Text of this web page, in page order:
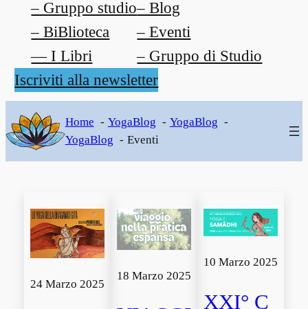
– Gruppo studio
– BiBlioteca
— I Libri
– Blog
– Eventi
– Gruppo di Studio
Iscriviti alla newsletter
Home YogaBlog
YogaBlog
YogaBlog
Eventi
24 Marzo 2025
18 Marzo 2025
10 Marzo 2025
XXI° C